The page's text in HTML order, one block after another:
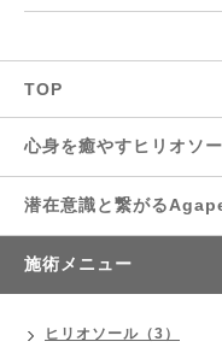
TOP
心身を癒やすヒリオソ
潜在意識と繋がる
施術メニュー
ヒリオソール（3）